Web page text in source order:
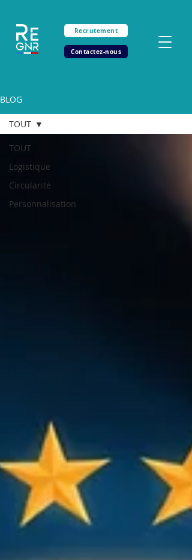
Recrutement
Contactez-nous
BLOG
TOUT
Logistique
Circularité
Personnalisation
TOUT